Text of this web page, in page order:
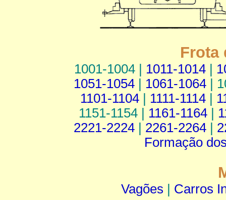
Frota
1001-1004 | 1011-1014|
1051-1054| 1061-1064|
1101-1104| 1111-1114|
1151-1154 | 1161-1164|
2221-2224| 2261-2264|
Formação
Vagões | Carros